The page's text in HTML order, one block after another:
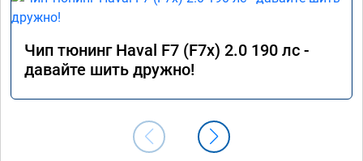
Чип тюнинг Haval F7 (F7x) 2.0 190 лс -
давайте шить дружно!